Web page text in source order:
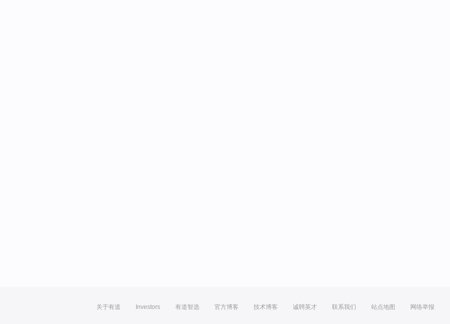
关于有道 Investors 有道智选 官方博客 技术博客 诚聘英才 联系我们 站点地图 网络举报